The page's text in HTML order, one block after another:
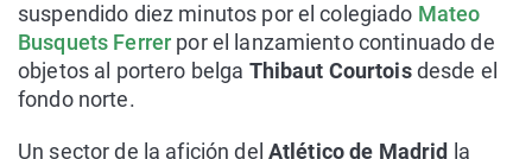
suspendido diez minutos por el colegiado Mateo
Busquets Ferrer por el lanzamiento continuado de
objetos al portero belga Thibaut Courtoisdesde el
fondo norte.
Un sector de la afición del Atlético de Madrid
la